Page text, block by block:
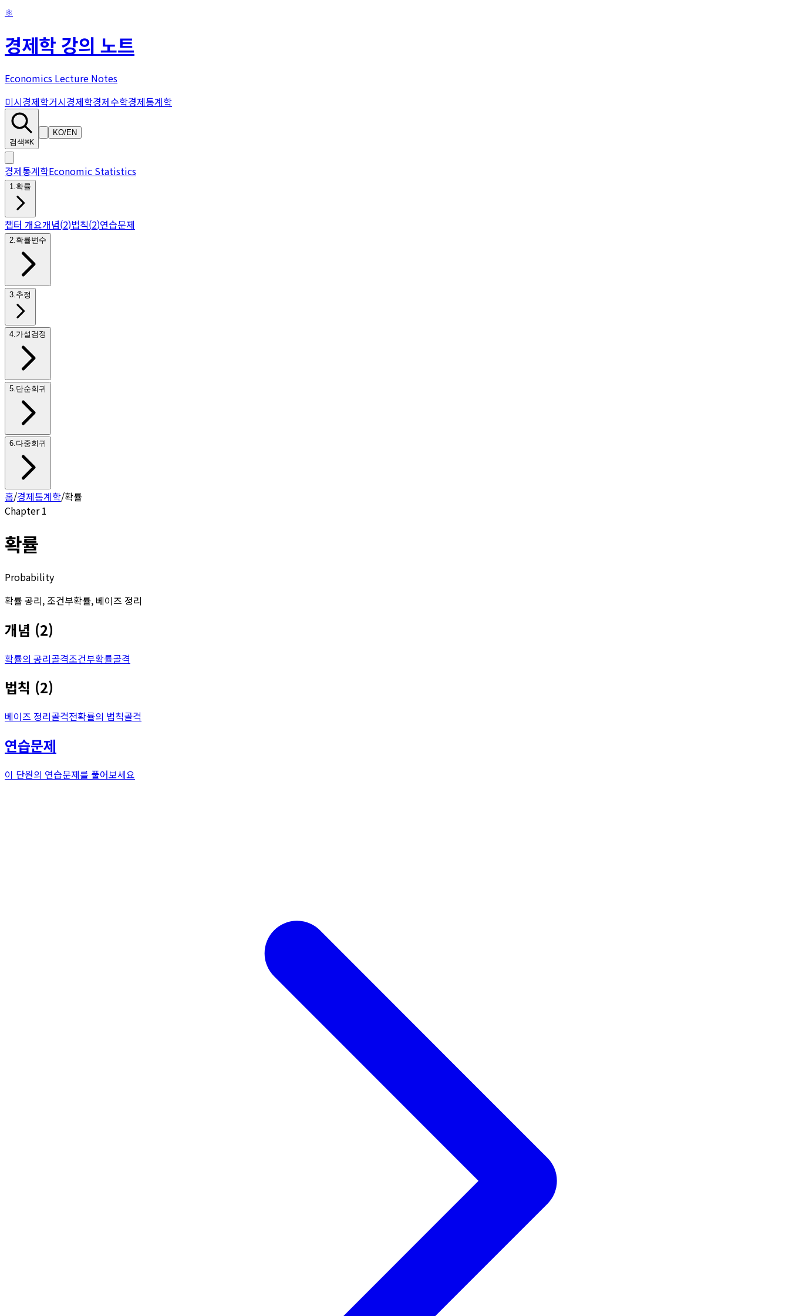
⚛
경제학 강의 노트
Economics Lecture Notes
미시경제학거시경제학경제수학경제통계학
검색⌘K
KO/EN
경제통계학Economic Statistics
1 확률
챕터 개요개념(2)법칙(2)연습문제
2 확률변수
3 추정
4 가설검정
5 단순회귀
6 다중회귀
홈/경제통계학/확률
Chapter1
확률
Probability
확률 공리, 조건부확률, 베이즈 정리
개념 (2)
확률의 공리골격조건부확률골격
법칙 (2)
베이즈 정리골격전확률의 법칙골격
연습문제
이 단원의 연습문제를 풀어보세요